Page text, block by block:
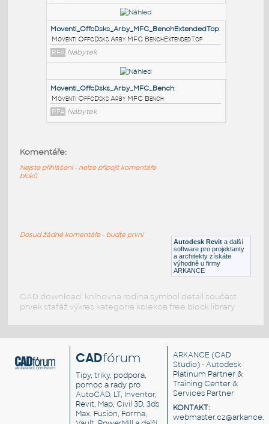
Moventi_OffcDsks_Arby_MFC_CollaborationTable
Moventi OffcDsks Arby MFC CollaborationTable
RFA Nábytek
Moventi_OffcDsks_Arby_MFC_BenchExtension
Moventi OffcDsks Arby MFC BenchExtension
RFA Nábytek
Moventi_OffcDsks_Arby_MFC_BenchExtendedTop
Moventi OffcDsks Arby MFC Bench
Autodesk Revit a další
software pro projektanty
a architekty získáte
výhodně u firmy
ARKANCE
Komentáře:
Nejste přihlášeni - nelze připojit komentáře
bloků
Dosud žádné komentáře - buďte první
CAD download: knihovna rodina symbol detail součást
prvek stafáž výkres kategorie kolekce free block library
CADfórum
Tipy, triky, podpora,
pomoc a rady pro
AutoCAD, LT, Inventor,
Revit, Map, Civil 3D, 3ds
Max, Fusion, Forma,
ARKANCE (CAD
Studio) - Autodesk
Platinum Partner &
Training Center &
Services Partner
KONTAKT: